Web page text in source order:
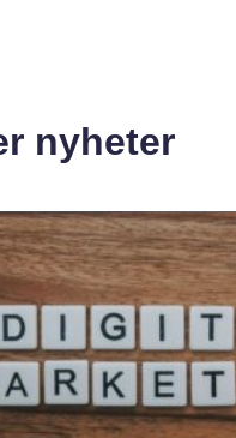
nyheter